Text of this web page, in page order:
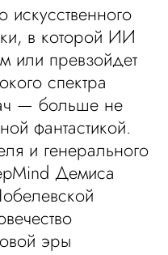
в которой ИИ
или превзойдет
спектра
— больше не
фантастикой.
и генерального
Демиса
эры